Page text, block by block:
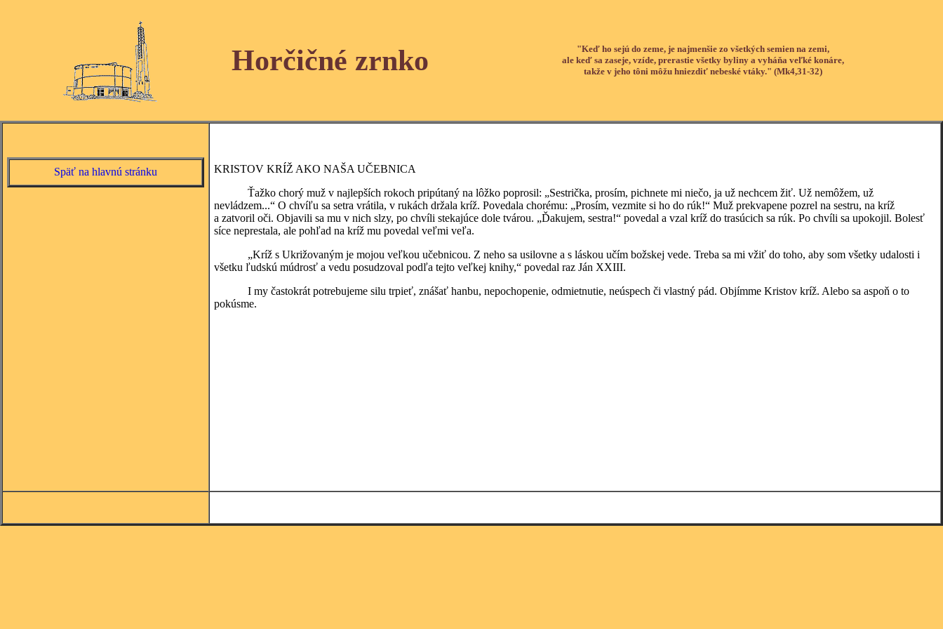
Horčičné zrnko
"Keď ho sejú do zeme, je najmenšie zo všetkých semien na zemi,
ale keď sa zaseje, vzíde, prerastie všetky byliny a vyháňa veľké konáre,
takže v jeho tôni môžu hniezdiť nebeské vtáky." (Mk4,31-32)
Späť na hlavnú stránku
KRISTOV KRÍŽ AKO NAŠA UČEBNICA
Ťažko chorý muž v najlepších rokoch pripútaný na lôžko poprosil: „Sestrička, prosím, pichnete mi niečo, ja už nechcem žiť. Už nemôžem, už
nevládzem...“ O chvíľu sa setra vrátila, v rukách držala kríž. Povedala chorému: „Prosím, vezmite si ho do rúk!“ Muž prekvapene pozrel na sestru, na kríž
a zatvoril oči. Objavili sa mu v nich slzy, po chvíli stekajúce dole tvárou. „Ďakujem, sestra!“ povedal a vzal kríž do trasúcich sa rúk. Po chvíli sa upokojil. Bolesť
síce neprestala, ale pohľad na kríž mu povedal veľmi veľa.
„Kríž s Ukrižovaným je mojou veľkou učebnicou. Z neho sa usilovne a s láskou učím božskej vede. Treba sa mi vžiť do toho, aby som všetky udalosti i
všetku ľudskú múdrosť a vedu posudzoval podľa tejto veľkej knihy,“ povedal raz Ján XXIII.
I my častokrát potrebujeme silu trpieť, znášať hanbu, nepochopenie, odmietnutie, neúspech či vlastný pád. Objímme Kristov kríž. Alebo sa aspoň o to
pokúsme.